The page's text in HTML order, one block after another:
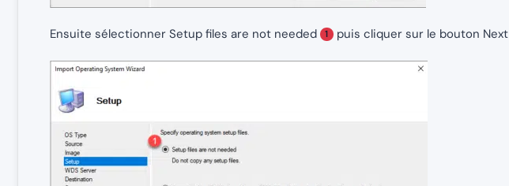
Ensuite sélectionner Setup files are not needed 1 puis cliquer sur le bouton Next